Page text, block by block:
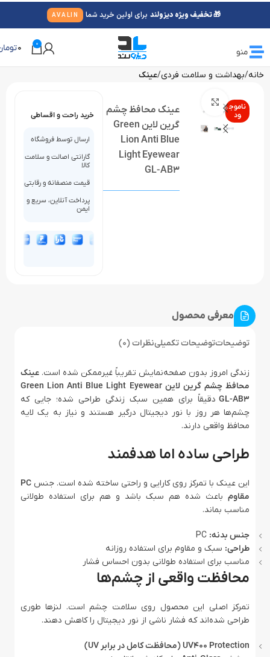
منو
0
0
خانه بهداشت و سلامت فردی عینک
ناموج
ود
عینک محافظ چشم
گرین لاین Green
Lion Anti Blue
Light Eyewear
GL-AB3
خرید راحت و اقساطی
ارسال توسط فروشگاه
گارانتی اصالت و سلامت
کالا
قیمت منصفانه و رقابتی
پرداخت آنلاین، سریع و
ایمن
معرفی محصول
توضیحاتتوضیحات تکمیلینظرات (0)
زندگی امروز بدون صفحه‌نمایش تقریباً غیرممکن شده است. عینک
محافظ چشم گرین لاین Green Lion Anti Blue Light Eyewear
GL-AB3 دقیقاً برای همین سبک زندگی طراحی شده؛ جایی که
چشم‌ها هر روز با نور دیجیتال درگیر هستند و نیاز به یک لایه
محافظ واقعی دارند.
طراحی ساده اما هدفمند
این عینک با تمرکز روی کارایی و راحتی ساخته شده است. جنس PC
مقاوم باعث شده هم سبک باشد و هم برای استفاده طولانی
مناسب بماند.
جنس بدنه:
طراحی: سبک و مقاوم برای استفاده روزانه
مناسب برای استفاده طولانی بدون احساس فشار
محافظت واقعی از چشم‌ها
تمرکز اصلی این محصول روی سلامت چشم است. لنزها طوری
طراحی شده‌اند که فشار ناشی از نور دیجیتال را کاهش دهند.
UV400 Protection (محافظت کامل در برابر UV)
🎁 تخفیف ویژه دیزولند برای اولین خرید شما AVALIN